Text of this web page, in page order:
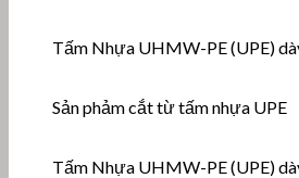
Tấm Nhựa UHMW-PE (UPE)
Sản phảm cắt từ tấm nhựa UPE
Tấm Nhựa UHMW-PE (UPE)